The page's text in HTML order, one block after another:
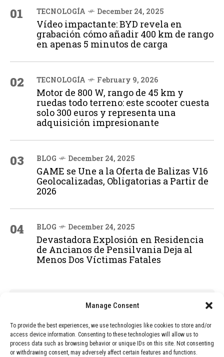
Manage Consent
To provide the best experiences, we use technologies like cookies to store and/or
access device information. Consenting to these technologies will allow us to
process data such as browsing behavior or unique IDs on this site. Not consenting
or withdrawing consent, may adversely affect certain features and functions.
01 TECNOLOGÍA December 24, 2025
Vídeo impactante: BYD revela en
grabación cómo añadir 400 km de rango
en apenas 5 minutos de carga
02 TECNOLOGÍA February 9, 2026
Motor de 800 W, rango de 45 km y
ruedas todo terreno: este scooter cuesta
solo 300 euros y representa una
adquisición impresionante
03 BLOG December 24, 2025
GAME se Une a la Oferta de Balizas V16
Geolocalizadas, Obligatorias a Partir de
2026
04 BLOG December 24, 2025
Devastadora Explosión en Residencia
de Ancianos de Pensilvania Deja al
Menos Dos Víctimas Fatales